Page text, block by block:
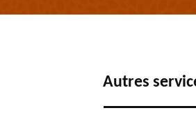
Autres